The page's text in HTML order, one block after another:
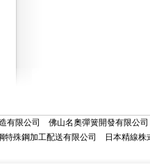
有限公司
佛山名奧彈簧開發有限公司
特殊鋼加工配送有限公司 日本精線株